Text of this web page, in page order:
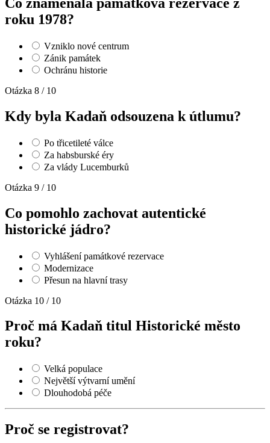
roku 1978?
Vzniklo nové centrum
Zánik památek
Ochránu historie
Otázka 8 / 10
Kdy byla Kadaň odsouzena k útlumu?
Po třicetileté válce
Za habsburské éry
Za vlády Lucemburků
Otázka 9 / 10
Co pomohlo zachovat autentické
historické jádro?
Vyhlášení památkové rezervace
Modernizace
Přesun na hlavní trasy
Otázka 10 / 10
Proč má Kadaň titul Historické město
roku?
Velká populace
Největší výtvarní umění
Dlouhodobá péče
Proč se registrovat?